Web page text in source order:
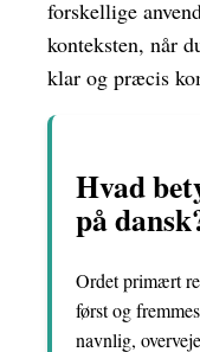
forskellige
konteksten, når
klar og præcis
Hvad
på
Ordet primært
først og
navnlig,